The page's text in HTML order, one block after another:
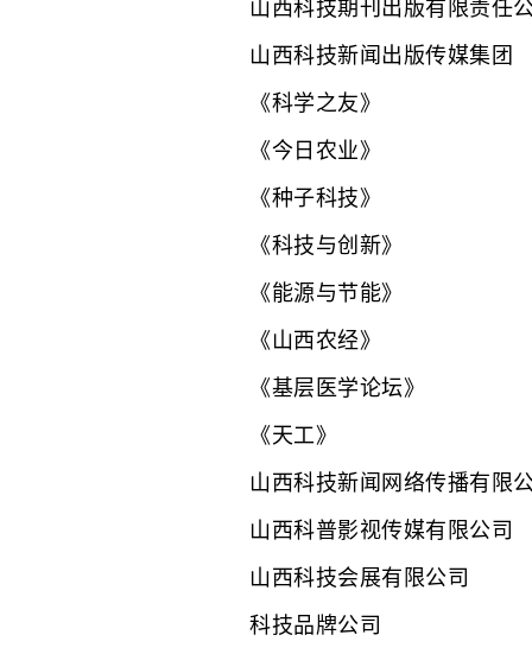
山西科技期刊出版有限责任
山西科技新闻出版传媒集团
《科学之友》
《今日农业》
《种子科技》
《科技与创新》
《能源与节能》
《山西农经》
《基层医学论坛》
《天工》
山西科技新闻网络传播有限
山西科普影视传媒有限公司
山西科技会展有限公司
科技品牌公司